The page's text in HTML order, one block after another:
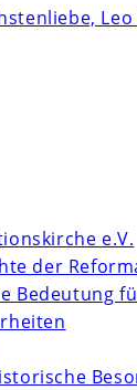
Leo
e.V.
der
Bedeutung